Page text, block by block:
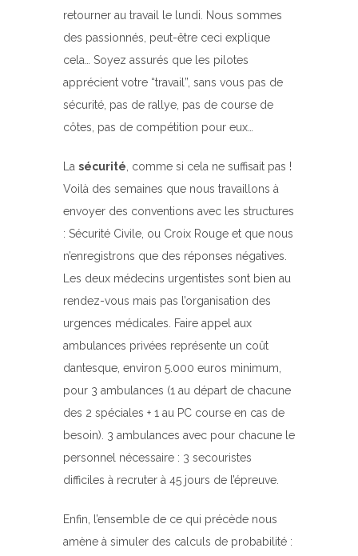
retourner au travail le lundi. Nous sommes
des passionnés, peut-être ceci explique
cela… Soyez assurés que les pilotes
apprécient votre “travail”, sans vous pas de
sécurité, pas de rallye, pas de course de
côtes, pas de compétition pour eux…
La sécurité , comme si cela ne suffisait pas !
Voilà des semaines que nous travaillons à
envoyer des conventions avec les structures
: Sécurité Civile, ou Croix Rouge et que nous
n’enregistrons que des réponses négatives.
Les deux médecins urgentistes sont bien au
rendez-vous mais pas l’organisation des
urgences médicales. Faire appel aux
ambulances privées représente un coût
dantesque, environ 5.000 euros minimum,
pour 3 ambulances (1 au départ de chacune
des 2 spéciales + 1 au PC course en cas de
besoin). 3 ambulances avec pour chacune le
personnel nécessaire : 3 secouristes
difficiles à recruter à 45 jours de l’épreuve.
Enfin, l’ensemble de ce qui précède nous
amène à simuler des calculs de probabilité :